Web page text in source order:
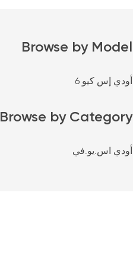
Browse by Model
أودي إس كيو 6
Browse by Category
أودي اس.يو.في